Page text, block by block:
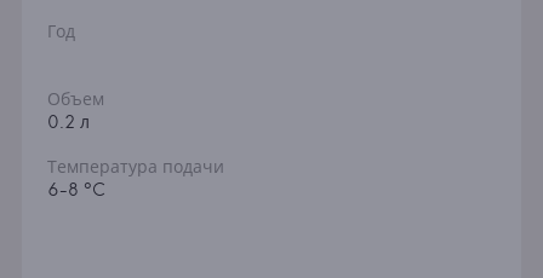
Год
Объем
0.2 л
Температура подачи
6-8 °C